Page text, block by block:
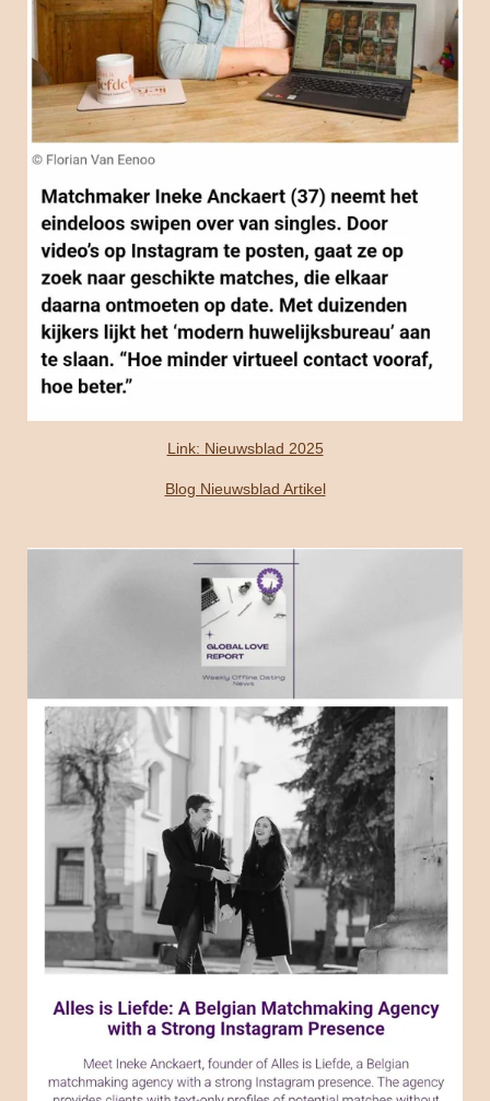
Link: Nieuwsblad 2025
Blog Nieuwsblad Artikel